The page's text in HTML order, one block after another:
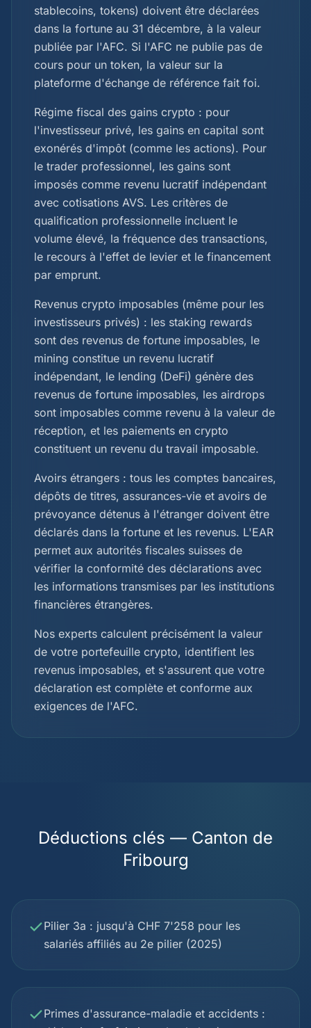
stablecoins, tokens) doivent être déclarées
dans la fortune au 31 décembre, à la valeur
publiée par l'AFC. Si l'AFC ne publie pas de
cours pour un token, la valeur sur la
plateforme d'échange de référence fait foi.
Régime fiscal des gains crypto : pour
l'investisseur privé, les gains en capital sont
exonérés d'impôt (comme les actions). Pour
le trader professionnel, les gains sont
imposés comme revenu lucratif indépendant
avec cotisations AVS. Les critères de
qualification professionnelle incluent le
volume élevé, la fréquence des transactions,
le recours à l'effet de levier et le financement
par emprunt.
Revenus crypto imposables (même pour les
investisseurs privés) : les staking rewards
sont des revenus de fortune imposables, le
mining constitue un revenu lucratif
indépendant, le lending (DeFi) génère des
revenus de fortune imposables, les airdrops
sont imposables comme revenu à la valeur de
réception, et les paiements en crypto
constituent un revenu du travail imposable.
Avoirs étrangers : tous les comptes bancaires,
dépôts de titres, assurances-vie et avoirs de
prévoyance détenus à l'étranger doivent être
déclarés dans la fortune et les revenus. L'EAR
permet aux autorités fiscales suisses de
vérifier la conformité des déclarations avec
les informations transmises par les institutions
financières étrangères.
Nos experts calculent précisément la valeur
de votre portefeuille crypto, identifient les
revenus imposables, et s'assurent que votre
déclaration est complète et conforme aux
exigences de l'AFC.
Déductions clés — Canton de
Fribourg
Pilier 3a : jusqu'à CHF 7'258 pour les
salariés affiliés au 2e pilier (2025)
Primes d'assurance-maladie et accidents :